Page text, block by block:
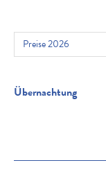
Übernachtung